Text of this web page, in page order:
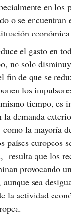
en los
o se encuentran
económica.
el gasto en
no solo
fin de que se
los
tiempo, es
la demanda
la mayoría
países europeos
resulta que los
provocando
aunque sea
la actividad